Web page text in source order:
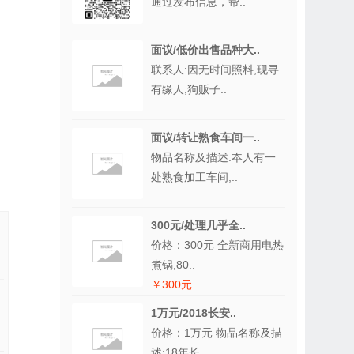
面议/低价出售品种大..
联系人:因无时间照料,现寻
有缘人,狗贩子..
面议/转让熟食车间一..
物品名称及描述:夲人有一
处熟食加工车间,..
300元/处理几乎全..
价格：300元 全新商用电热
煮锅,80..
￥300元
1万元/2018长安..
价格：1万元 物品名称及描